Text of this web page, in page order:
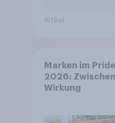
Artikel
Marken im
2026:
Wirkung